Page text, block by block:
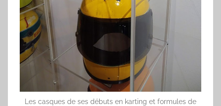
Les casques de ses débuts en karting et formules de